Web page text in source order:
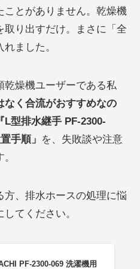
ことがありません。乾燥機
取り出すだけ。まさに「全
ました。
乾燥機ユーザーである私
なく合流がおすすめなの
L型排水継手 PF-2300-
手順」 を、失敗談や注意
方、排水ホースの処理に悩
てください。
PF-2300-069 洗濯機用